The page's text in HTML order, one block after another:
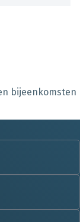
bijeenkomsten